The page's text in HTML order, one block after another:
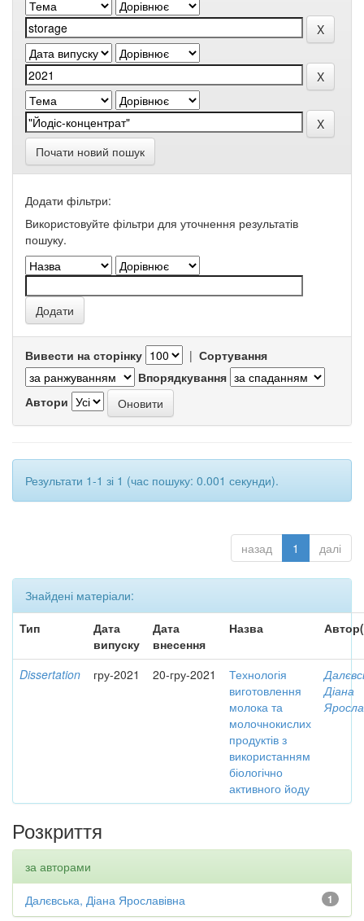
Почати новий пошук
Додати фільтри:
Використовуйте фільтри для уточнення результатів
пошуку.
Вивести на сторінку | Сортування
Впорядкування
Автори
Результати 1-1 зі 1 (час пошуку: 0.001 секунди).
назад 1 далі
Знайдені матеріали:
Тип
Дата
випуску
Дата
внесення
Назва
Dissertation гру-2021 20-гру-2021
Технологія
виготовлення
молока та
молочнокислих
продуктів з
використанням
біологічно
активного йоду
Діана
Розкриття
за авторами
1
Далєвська, Діана Ярославівна